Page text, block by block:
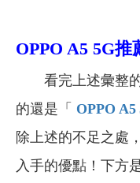
OPPO A5 5G推
看完上述彙整的
的還是「 OPPO A5
除上述的不足之處，
入手的優點！下方